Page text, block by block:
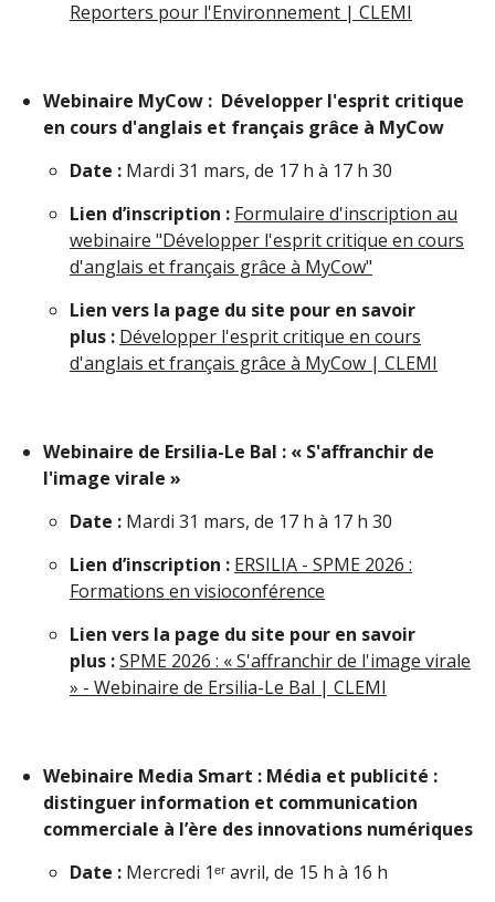
Reporters pour l'Environnement | CLEMI
Webinaire MyCow : Développer l'esprit critique
en cours d'anglais et français grâce à MyCow
Date : Mardi 31 mars, de 17 h à 17 h 30
Lien d’inscription : Formulaire d'inscription au
webinaire "Développer l'esprit critique en cours
d'anglais et français grâce à MyCow"
Lien vers la page du site pour en savoir
plus : Développer l'esprit critique en cours
d'anglais et français grâce à MyCow | CLEMI
Webinaire de Ersilia-Le Bal : « S'affranchir de
l'image virale »
Date : Mardi 31 mars, de 17 h à 17 h 30
Lien d’inscription : ERSILIA - SPME 2026 :
Formations en visioconférence
Lien vers la page du site pour en savoir
plus :SPME 2026 : « S'affranchir de l'image virale
» - Webinaire de Ersilia-Le Bal | CLEMI
Webinaire Media Smart : Média et publicité :
distinguer information et communication
commerciale à l’ère des innovations numériques
Date : Mercredi 1ᵉʳ avril, de 15 h à 16 h